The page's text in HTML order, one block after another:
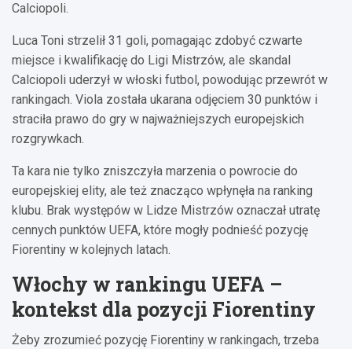
Calciopoli.
Luca Toni strzelił 31 goli, pomagając zdobyć czwarte
miejsce i kwalifikację do Ligi Mistrzów, ale skandal
Calciopoli uderzył w włoski futbol, powodując przewrót w
rankingach. Viola została ukarana odjęciem 30 punktów i
straciła prawo do gry w najważniejszych europejskich
rozgrywkach.
Ta kara nie tylko zniszczyła marzenia o powrocie do
europejskiej elity, ale też znacząco wpłynęła na ranking
klubu. Brak występów w Lidze Mistrzów oznaczał utratę
cennych punktów UEFA, które mogły podnieść pozycję
Fiorentiny w kolejnych latach.
Włochy w rankingu UEFA –
kontekst dla pozycji Fiorentiny
Żeby zrozumieć pozycję Fiorentiny w rankingach, trzeba